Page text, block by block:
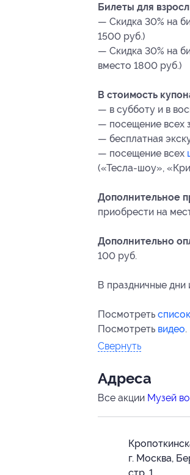
Билеты для
— Скидка 30% на
1500 руб.)
— Скидка 30% на
вместо 1800 руб.)
В стоимость
— в субботу и в
— посещение всех
— бесплатная
— посещение всех
(«Тесла-шоу»,
Дополнительное
приобрести на
Дополнительно
100 руб.
В праздничные дни
Посмотреть
Посмотреть видео.
Свернуть
Адресa
Все акции Музей
г. Москва,